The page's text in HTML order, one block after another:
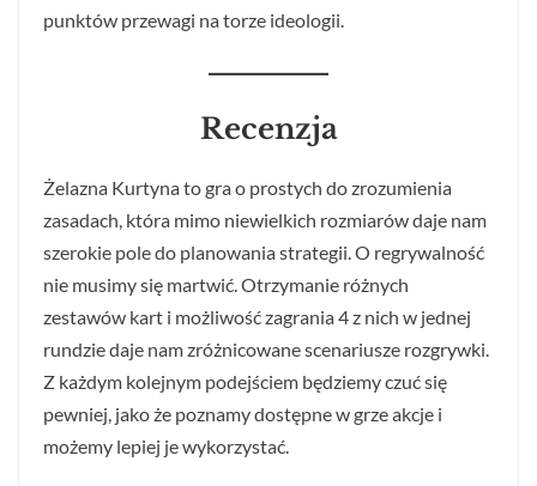
punktów przewagi na torze ideologii.
Recenzja
Żelazna Kurtyna to gra o prostych do zrozumienia
zasadach, która mimo niewielkich rozmiarów daje nam
szerokie pole do planowania strategii. O regrywalność
nie musimy się martwić. Otrzymanie różnych
zestawów kart i możliwość zagrania 4 z nich w jednej
rundzie daje nam zróżnicowane scenariusze rozgrywki.
Z każdym kolejnym podejściem będziemy czuć się
pewniej, jako że poznamy dostępne w grze akcje i
możemy lepiej je wykorzystać.